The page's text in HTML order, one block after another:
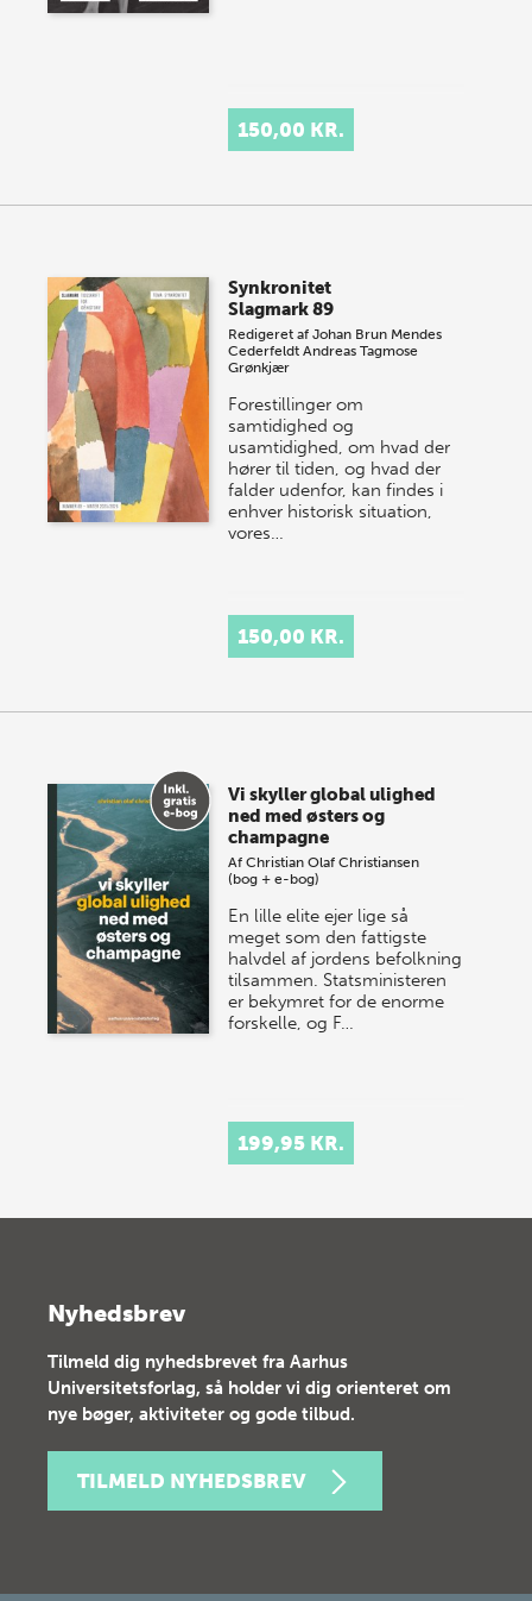
150,00 KR.
Synkronitet
Slagmark 89
Redigeret afJohan Brun Mendes
CederfeldtAndreas Tagmose
Grønkjær
Forestillinger om
samtidighed og
usamtidighed, om hvad der
hører til tiden, og hvad der
falder udenfor, kan findes i
enhver historisk situation,
vores…
150,00 KR.
Vi skyller global ulighed
ned med østers og
champagne
AfChristian Olaf Christiansen
(bog + e-bog)
En lille elite ejer lige så
meget som den fattigste
halvdel af jordens befolkning
tilsammen. Statsministeren
er bekymret for de enorme
forskelle, og F…
199,95 KR.
Nyhedsbrev
Tilmeld dig nyhedsbrevet fra Aarhus
Universitetsforlag, så holder vi dig orienteret om
nye bøger, aktiviteter og gode tilbud.
TILMELD NYHEDSBREV